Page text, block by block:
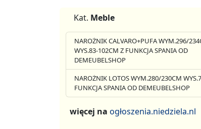
Kat. Meble
NAROŻNIK CALVARO+PUFA WYM.296/
WYS.83-102CM Z FUNKCJA SPANIA OD
DEMEUBELSHOP
NAROŻNIK LOTOS WYM.280/230CM
FUNKCJA SPANIA OD DEMEUBELSHOP
więcej na ogłoszenia.niedziela.nl